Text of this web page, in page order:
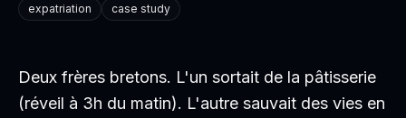
expatriation
case study
Deux frères bretons. L'un sortait de la pâtisserie
(réveil à 3h du matin). L'autre sauvait des vies en